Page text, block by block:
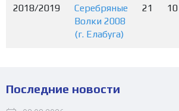
2018/2019
Серебряные
Волки 2008
(г. Елабуга)
21 10
Последние новости